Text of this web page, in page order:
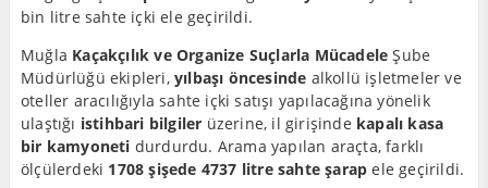
bin litre sahte içki ele geçirildi.
Muğla Kaçakçılık ve Organize Suçlarla Mücadele Şube
Müdürlüğü ekipleri, yılbaşı öncesinde alkollü işletmeler ve
oteller aracılığıyla sahte içki satışı yapılacağına yönelik
ulaştığı istihbari bilgiler üzerine, il girişinde kapalı kasa
bir kamyoneti durdurdu. Arama yapılan araçta, farklı
ölçülerdeki 1708 şişede 4737 litre sahte şarap ele geçirildi.